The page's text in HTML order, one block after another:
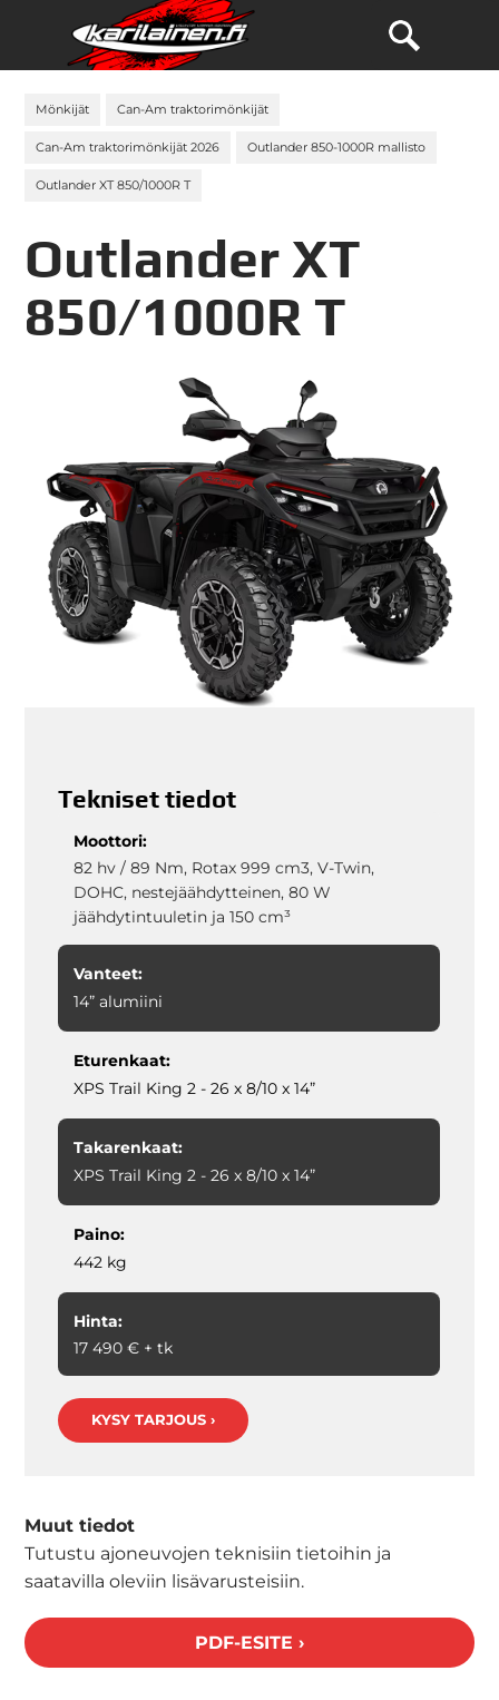
Mönkijät Can-Am traktorimönkijät
Can-Am traktorimönkijät 2026 Outlander 850-1000R mallisto
Outlander XT 850/1000R T
Outlander XT
850/1000R T
Tekniset tiedot
Moottori:
82 hv / 89 Nm, Rotax 999 cm3, V-Twin,
DOHC, nestejäähdytteinen, 80 W
jäähdytintuuletin ja 150 cm³
Vanteet:
14” alumiini
Eturenkaat:
XPS Trail King 2 - 26 x 8/10 x 14”
Takarenkaat:
XPS Trail King 2 - 26 x 8/10 x 14”
Paino:
442 kg
Hinta:
17 490 € + tk
KYSY TARJOUS ›
Muut tiedot
Tutustu ajoneuvojen teknisiin tietoihin ja
saatavilla oleviin lisävarusteisiin.
PDF-ESITE ›